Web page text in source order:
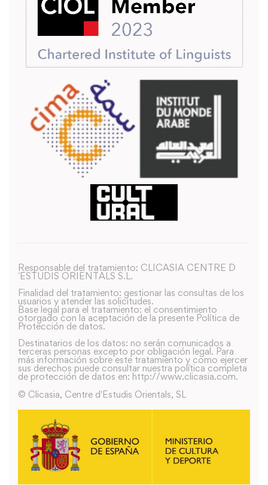
Responsable del tratamiento: CLICASIA CENTRE D
´ESTUDIS ORIENTALS S.L.
Finalidad del tratamiento: gestionar las consultas de los
usuarios y atender las solicitudes.
Base legal para el tratamiento: el consentimiento
otorgado con la aceptación de la presente Política de
Protección de datos.
Destinatarios de los datos: no serán comunicados a
terceras personas excepto por obligación legal. Para
más información sobre este tratamiento y como ejercer
sus derechos puede consultar nuestra política completa
de protección de datos en: http://www.clicasia.com.
© Clicasia, Centre d'Estudis Orientals, SL